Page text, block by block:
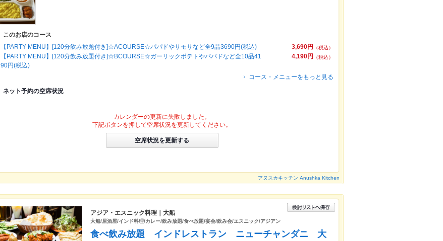
このお店のコース
3,690円
（税込）
【PARTY MENU】[120分飲み放題付き]☆ACOURSE☆パパドやサモサなど全9品3690円(税込)
4,190円
（税込）
【PARTY MENU】[120分飲み放題付き]☆BCOURSE☆ガーリックポテトやパパドなど全10品41
90円(税込)
コース・メニューをもっと見る
ネット予約の空席状況
カレンダーの更新に失敗しました。
下記ボタンを押して空席状況を更新してください。
空席状況を更新する
アヌスカキッチン Anushka Kitchen
アジア・エスニック料理｜大船
大船/居酒屋/インド料理/カレー/飲み放題/食べ放題/宴会/飲み会/エスニック/アジアン
食べ飲み放題 インドレストラン ニューチャンダニ 大